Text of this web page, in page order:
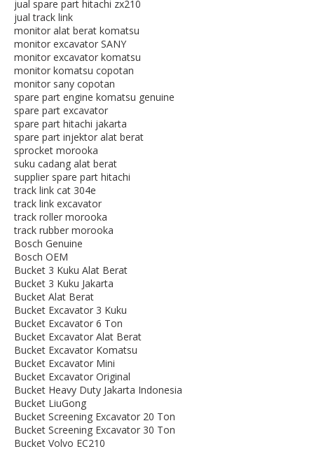
jual spare part hitachi zx210
jual track link
monitor alat berat komatsu
monitor excavator SANY
monitor excavator komatsu
monitor komatsu copotan
monitor sany copotan
spare part engine komatsu genuine
spare part excavator
spare part hitachi jakarta
spare part injektor alat berat
sprocket morooka
suku cadang alat berat
supplier spare part hitachi
track link cat 304e
track link excavator
track roller morooka
track rubber morooka
Bosch Genuine
Bosch OEM
Bucket 3 Kuku Alat Berat
Bucket 3 Kuku Jakarta
Bucket Alat Berat
Bucket Excavator 3 Kuku
Bucket Excavator 6 Ton
Bucket Excavator Alat Berat
Bucket Excavator Komatsu
Bucket Excavator Mini
Bucket Excavator Original
Bucket Heavy Duty Jakarta Indonesia
Bucket LiuGong
Bucket Screening Excavator 20 Ton
Bucket Screening Excavator 30 Ton
Bucket Volvo EC210